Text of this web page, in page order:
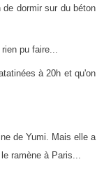
dormir sur du béton
pu faire...
à 20h et qu'on
de Yumi. Mais elle a
ramène à Paris...